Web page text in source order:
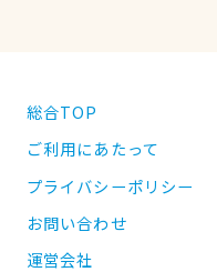
総合TOP
ご利用にあたって
プライバシーポリシー
お問い合わせ
運営会社